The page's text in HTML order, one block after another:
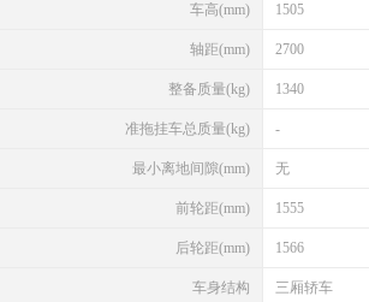
车高(mm) 1505
轴距(mm) 2700
整备质量(kg) 1340
准拖挂车总质量(kg) -
最小离地间隙(mm) 无
前轮距(mm) 1555
后轮距(mm) 1566
车身结构 三厢轿车